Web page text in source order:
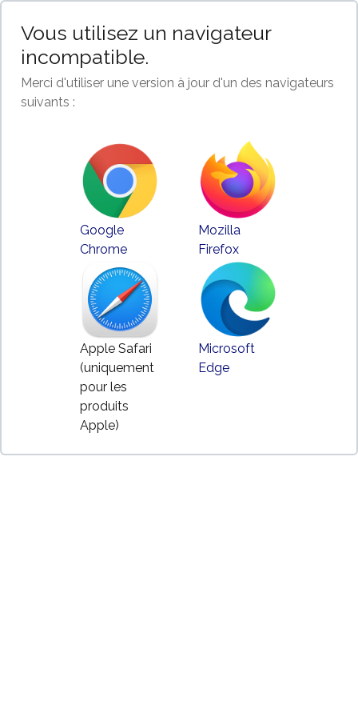
Vous utilisez un navigateur
incompatible.
Merci d'utiliser une version à jour d'un des navigateurs
suivants :
Google
Chrome
Mozilla
Firefox
Apple Safari
(uniquement
pour les
produits
Apple)
Microsoft
Edge